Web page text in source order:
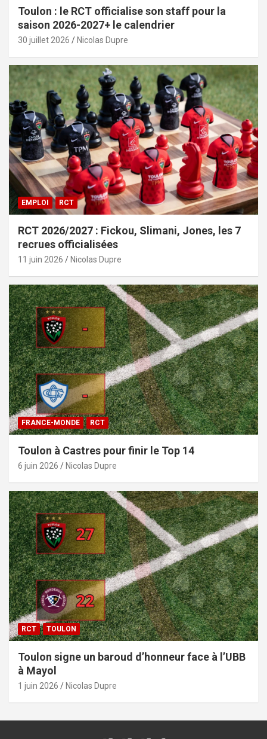
Toulon : le RCT officialise son staff pour la
saison 2026-2027+ le calendrier
30 juillet 2026 Nicolas Dupre
EMPLOI RCT
RCT 2026/2027 : Fickou, Slimani, Jones, les 7
recrues officialisées
11 juin 2026 Nicolas Dupre
FRANCE-MONDE RCT
Toulon à Castres pour finir le Top 14
6 juin 2026 Nicolas Dupre
RCT TOULON
Toulon signe un baroud d’honneur face à l’UBB
à Mayol
1 juin 2026 Nicolas Dupre